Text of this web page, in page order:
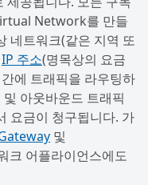
Network를 만들
네트워크(같은 지역 또
IP 주소(명목상의 요금
에 트래픽을 라우팅하
아웃바운드 트래픽
요금이 청구됩니다. 가
및
크 어플라이언스에도